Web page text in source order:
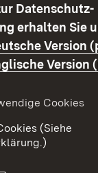
Datenschutz-
erhalten Sie
Version
Version
Cookies
(Siehe